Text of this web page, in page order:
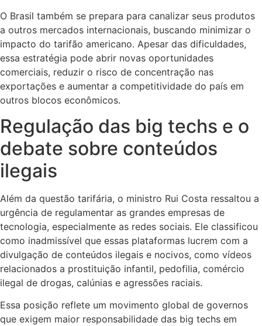
O Brasil também se prepara para canalizar seus produtos
a outros mercados internacionais, buscando minimizar o
impacto do tarifão americano. Apesar das dificuldades,
essa estratégia pode abrir novas oportunidades
comerciais, reduzir o risco de concentração nas
exportações e aumentar a competitividade do país em
outros blocos econômicos.
Regulação das big techs e o
debate sobre conteúdos
ilegais
Além da questão tarifária, o ministro Rui Costa ressaltou a
urgência de regulamentar as grandes empresas de
tecnologia, especialmente as redes sociais. Ele classificou
como inadmissível que essas plataformas lucrem com a
divulgação de conteúdos ilegais e nocivos, como vídeos
relacionados a prostituição infantil, pedofilia, comércio
ilegal de drogas, calúnias e agressões raciais.
Essa posição reflete um movimento global de governos
que exigem maior responsabilidade das big techs em